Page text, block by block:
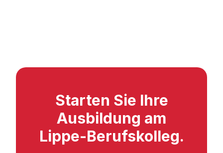
Starten Sie Ihre
Ausbildung am
Lippe-Berufskolleg.